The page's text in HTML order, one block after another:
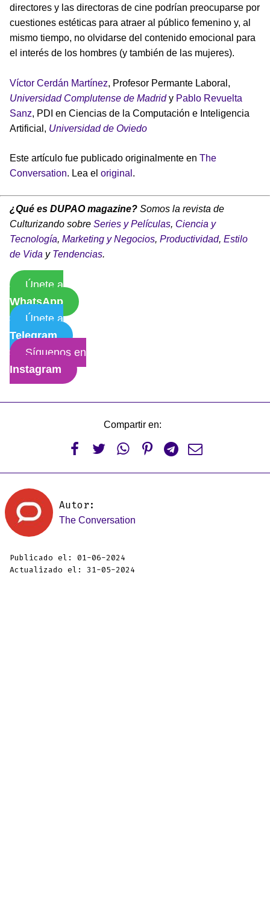
directores y las directoras de cine podrían preocuparse por
cuestiones estéticas para atraer al público femenino y, al
mismo tiempo, no olvidarse del contenido emocional para
el interés de los hombres (y también de las mujeres).
Víctor Cerdán Martínez, Profesor Permante Laboral,
Universidad Complutense de Madridy Pablo Revuelta
Sanz, PDI en Ciencias de la Computación e Inteligencia
Artificial, Universidad de Oviedo
Este artículo fue publicado originalmente en The
Conversation. Lea el original .
¿Qué es DUPAO magazine? Somos la revista de
Culturizando sobre Series y Películas, Ciencia y
Tecnología, Marketing y Negocios, Productividad, Estilo
de Vida y Tendencias.
Únete a
WhatsApp
Únete a
Telegram
Síguenos en
Instagram
Compartir en:
     
Autor:
The Conversation
Publicado el: 01-06-2024
Actualizado el: 31-05-2024